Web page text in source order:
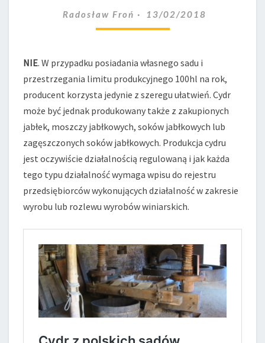
WŁASNY
SAD?
Radosław Froń 13/02/2018
NIE. W przypadku posiadania własnego sadu i
przestrzegania limitu produkcyjnego 100hl na rok,
producent korzysta jedynie z szeregu ułatwień. Cydr
może być jednak produkowany także z zakupionych
jabłek, moszczy jabłkowych, soków jabłkowych lub
zagęszczonych soków jabłkowych. Produkcja cydru
jest oczywiście działalnością regulowaną i jak każda
tego typu działalność wymaga wpisu do rejestru
przedsiębiorców wykonujących działalność w zakresie
wyrobu lub rozlewu wyrobów winiarskich.